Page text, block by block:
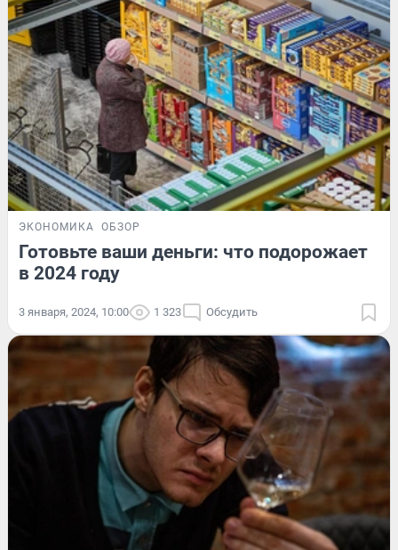
ЭКОНОМИКА ОБЗОР
Готовьте ваши деньги: что подорожает
в 2024 году
3 января, 2024, 10:00 1 323 Обсудить